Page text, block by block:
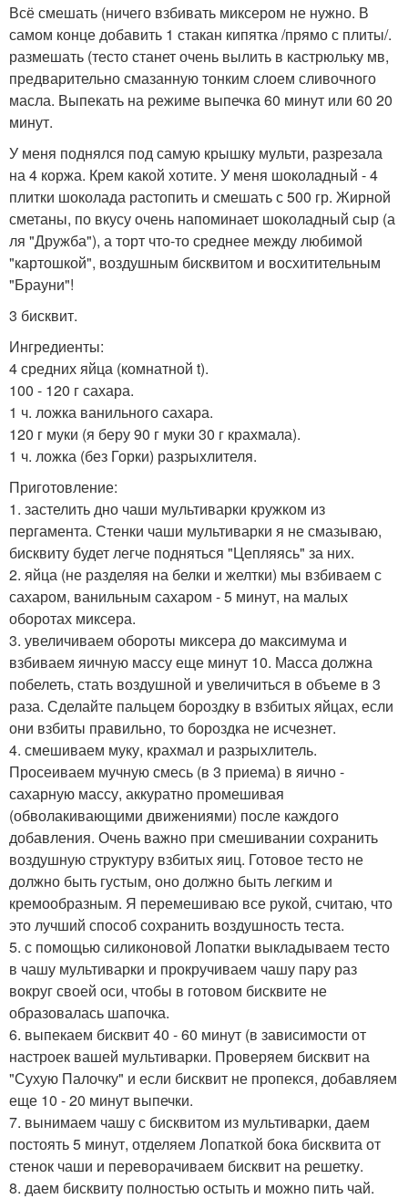
Всё смешать (ничего взбивать миксером не нужно. В
самом конце добавить 1 стакан кипятка /прямо с плиты/.
размешать (тесто станет очень вылить в кастрюльку мв,
предварительно смазанную тонким слоем сливочного
масла. Выпекать на режиме выпечка 60 минут или 60 20
минут.
У меня поднялся под самую крышку мульти, разрезала
на 4 коржа. Крем какой хотите. У меня шоколадный - 4
плитки шоколада растопить и смешать с 500 гр. Жирной
сметаны, по вкусу очень напоминает шоколадный сыр (а
ля "Дружба"), а торт что-то среднее между любимой
"картошкой", воздушным бисквитом и восхитительным
"Брауни"!
3 бисквит.
Ингредиенты:
4 средних яйца (комнатной t).
100 - 120 г сахара.
1 ч. ложка ванильного сахара.
120 г муки (я беру 90 г муки 30 г крахмала).
1 ч. ложка (без Горки) разрыхлителя.
Приготовление:
1. застелить дно чаши мультиварки кружком из
пергамента. Стенки чаши мультиварки я не смазываю,
бисквиту будет легче подняться "Цепляясь" за них.
2. яйца (не разделяя на белки и желтки) мы взбиваем с
сахаром, ванильным сахаром - 5 минут, на малых
оборотах миксера.
3. увеличиваем обороты миксера до максимума и
взбиваем яичную массу еще минут 10. Масса должна
побелеть, стать воздушной и увеличиться в объеме в 3
раза. Сделайте пальцем бороздку в взбитых яйцах, если
они взбиты правильно, то бороздка не исчезнет.
4. смешиваем муку, крахмал и разрыхлитель.
Просеиваем мучную смесь (в 3 приема) в яично -
сахарную массу, аккуратно промешивая
(обволакивающими движениями) после каждого
добавления. Очень важно при смешивании сохранить
воздушную структуру взбитых яиц. Готовое тесто не
должно быть густым, оно должно быть легким и
кремообразным. Я перемешиваю все рукой, считаю, что
это лучший способ сохранить воздушность теста.
5. с помощью силиконовой Лопатки выкладываем тесто
в чашу мультиварки и прокручиваем чашу пару раз
вокруг своей оси, чтобы в готовом бисквите не
образовалась шапочка.
6. выпекаем бисквит 40 - 60 минут (в зависимости от
настроек вашей мультиварки. Проверяем бисквит на
"Сухую Палочку" и если бисквит не пропекся, добавляем
еще 10 - 20 минут выпечки.
7. вынимаем чашу с бисквитом из мультиварки, даем
постоять 5 минут, отделяем Лопаткой бока бисквита от
стенок чаши и переворачиваем бисквит на решетку.
8. даем бисквиту полностью остыть и можно пить чай.